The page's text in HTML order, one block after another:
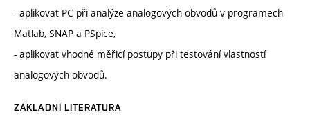
- aplikovat PC při analýze analogových obvodů v programech
Matlab, SNAP a PSpice,
- aplikovat vhodné měřicí postupy při testování vlastností
analogových obvodů.
ZÁKLADNÍ LITERATURA